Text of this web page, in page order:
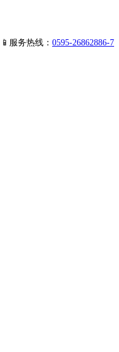
📱服务热线： 0595-26862886-7